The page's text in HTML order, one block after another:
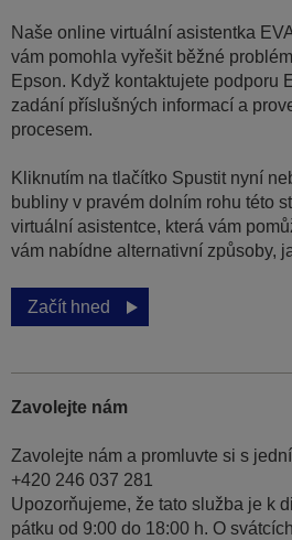
Naše online virtuální asistentka
vám pomohla vyřešit běžné
Epson. Když kontaktujete podporu
zadání příslušných informací a
procesem.
Kliknutím na tlačítko Spustit nyní
bubliny v pravém dolním rohu této
virtuální asistentce, která vám
vám nabídne alternativní způsoby,
Začít hned
Zavolejte nám
Zavolejte nám a promluvte si s
+420 246 037 281
Upozorňujeme, že tato služba je k
pátku od 9:00 do 18:00 h. O